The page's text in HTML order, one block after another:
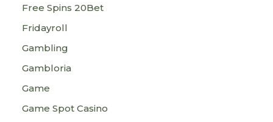
Free Spins 20Bet
Fridayroll
Gambling
Gambloria
Game
Game Spot Casino